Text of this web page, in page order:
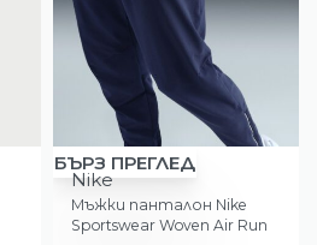
-25%
БЪРЗ ПРЕГЛЕД
Nike
Мъжки панталон Nike
Sportswear Woven Air Run